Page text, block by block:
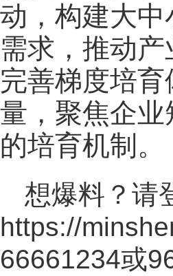
动，构建大
需求，推动
完善梯度培
量，聚焦企
的培育机制。
想爆料？请
https://
66661234或